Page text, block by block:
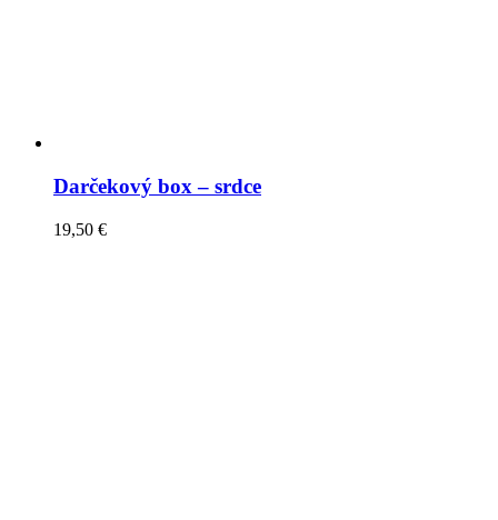
Darčekový box – srdce
19,50 €